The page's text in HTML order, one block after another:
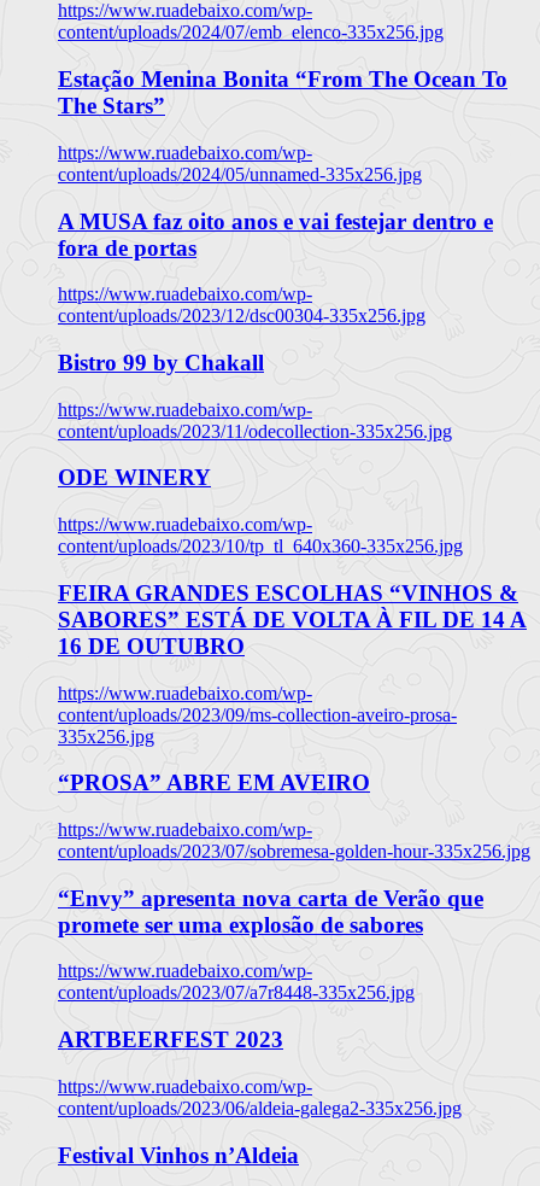
https://www.ruadebaixo.com/wp-
content/uploads/2024/07/emb_elenco-335x256.jpg
Estação Menina Bonita “From The Ocean To
The Stars”
https://www.ruadebaixo.com/wp-
content/uploads/2024/05/unnamed-335x256.jpg
A MUSA faz oito anos e vai festejar dentro e
fora de portas
https://www.ruadebaixo.com/wp-
content/uploads/2023/12/dsc00304-335x256.jpg
Bistro 99 by Chakall
https://www.ruadebaixo.com/wp-
content/uploads/2023/11/odecollection-335x256.jpg
ODE WINERY
https://www.ruadebaixo.com/wp-
content/uploads/2023/10/tp_tl_640x360-335x256.jpg
FEIRA GRANDES ESCOLHAS “VINHOS &
SABORES” ESTÁ DE VOLTA À FIL DE 14 A
16 DE OUTUBRO
https://www.ruadebaixo.com/wp-
content/uploads/2023/09/ms-collection-aveiro-prosa-
335x256.jpg
“PROSA” ABRE EM AVEIRO
https://www.ruadebaixo.com/wp-
content/uploads/2023/07/sobremesa-golden-hour-335x256.jpg
“Envy” apresenta nova carta de Verão que
promete ser uma explosão de sabores
https://www.ruadebaixo.com/wp-
content/uploads/2023/07/a7r8448-335x256.jpg
ARTBEERFEST 2023
https://www.ruadebaixo.com/wp-
content/uploads/2023/06/aldeia-galega2-335x256.jpg
Festival Vinhos n’Aldeia